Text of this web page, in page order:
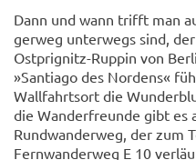
Dann und wann trifft man
ger­weg un­ter­wegs sind,
Ostprignitz-​Ruppin von
»Sant­ia­go des Nor­dens«
Wall­fahrts­ort die
die Wan­der­freun­de gibt es
Rundwanderweg, der zum
Fern­wan­der­weg E 10